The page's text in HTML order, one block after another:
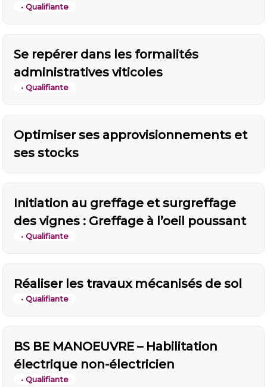
• Qualifiante
Se repérer dans les formalités
administratives viticoles
• Qualifiante
Optimiser ses approvisionnements et
ses stocks
Initiation au greffage et surgreffage
des vignes : Greffage à l’oeil poussant
• Qualifiante
Réaliser les travaux mécanisés de sol
• Qualifiante
BS BE MANOEUVRE – Habilitation
électrique non-électricien
• Qualifiante